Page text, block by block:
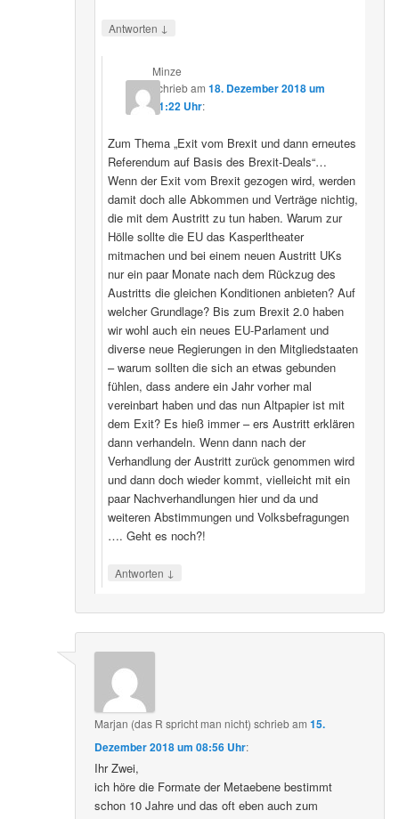
Antworten ↓
Minze
schriebam18. Dezember 2018 um
11:22 Uhr:
Zum Thema „Exit vom Brexit und dann erneutes
Referendum auf Basis des Brexit-Deals“…
Wenn der Exit vom Brexit gezogen wird, werden
damit doch alle Abkommen und Verträge nichtig,
die mit dem Austritt zu tun haben. Warum zur
Hölle sollte die EU das Kasperltheater
mitmachen und bei einem neuen Austritt UKs
nur ein paar Monate nach dem Rückzug des
Austritts die gleichen Konditionen anbieten? Auf
welcher Grundlage? Bis zum Brexit 2.0 haben
wir wohl auch ein neues EU-Parlament und
diverse neue Regierungen in den Mitgliedstaaten
– warum sollten die sich an etwas gebunden
fühlen, dass andere ein Jahr vorher mal
vereinbart haben und das nun Altpapier ist mit
dem Exit? Es hieß immer – ers Austritt erklären
dann verhandeln. Wenn dann nach der
Verhandlung der Austritt zurück genommen wird
und dann doch wieder kommt, vielleicht mit ein
paar Nachverhandlungen hier und da und
weiteren Abstimmungen und Volksbefragungen
…. Geht es noch?!
Antworten ↓
Marjan (das R spricht man nicht) schriebam15.
Dezember 2018 um 08:56 Uhr:
Ihr Zwei,
ich höre die Formate der Metaebene bestimmt
schon 10 Jahre und das oft eben auch zum